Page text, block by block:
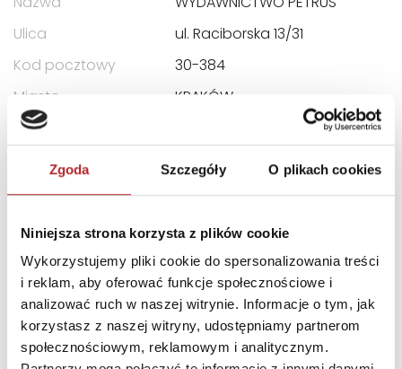
Zgoda Szczegóły O plikach cookies
Niniejsza strona korzysta z plików cookie
Wykorzystujemy pliki cookie do spersonalizowania treści
i reklam, aby oferować funkcje społecznościowe i
analizować ruch w naszej witrynie. Informacje o tym, jak
korzystasz z naszej witryny, udostępniamy partnerom
społecznościowym, reklamowym i analitycznym.
Ulica
ul. Raciborska 13/31
Kod pocztowy
30-384
Miasto
KRAKÓW
E-mail
wydawnictwo@wydawnic
twopetrus.pl